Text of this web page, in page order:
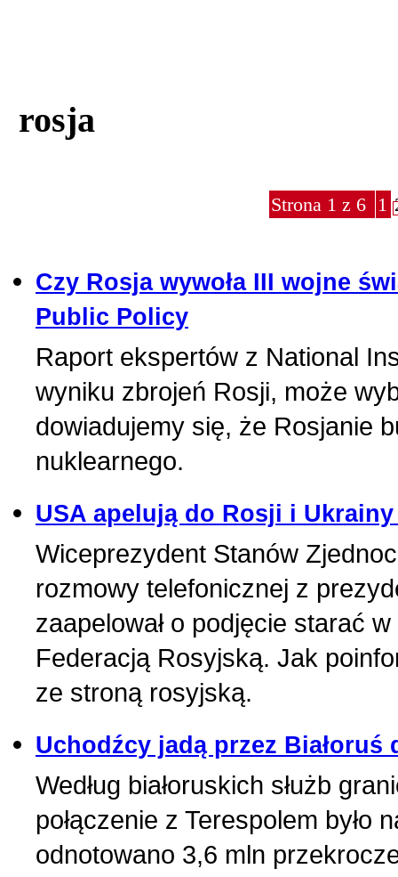
rosja
Strona 1 z 6 1
Czy Rosja wywoła III wojne
Public Policy
Raport ekspertów z National
wyniku zbrojeń Rosji, może
dowiadujemy się, że Rosjanie
nuklearnego.
USA apelują do Rosji i
Wiceprezydent Stanów
rozmowy telefonicznej z
zaapelował o podjęcie starać
Federacją Rosyjską. Jak
ze stroną rosyjską.
Uchodźcy jadą przez
Według białoruskich służb
połączenie z Terespolem było
odnotowano 3,6 mln